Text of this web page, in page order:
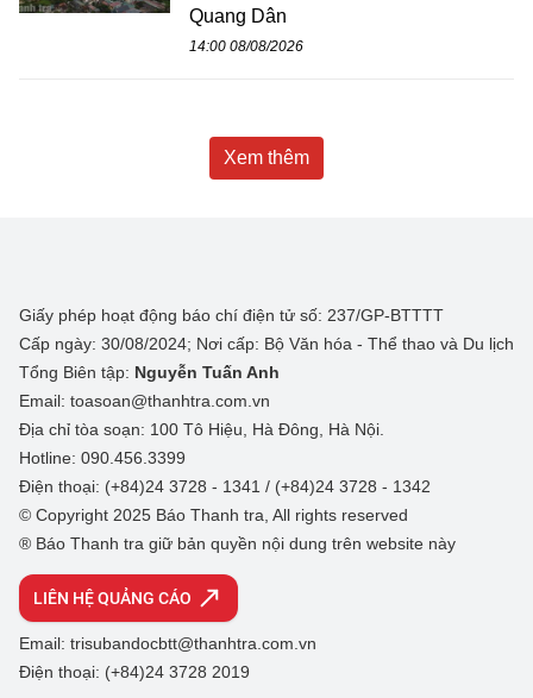
Quang Dân
14:00 08/08/2026
Xem thêm
Giấy phép hoạt động báo chí điện tử số: 237/GP-BTTTT
Cấp ngày: 30/08/2024; Nơi cấp: Bộ Văn hóa - Thể thao và Du lịch
Tổng Biên tập: Nguyễn Tuấn Anh
Email: toasoan@thanhtra.com.vn
Địa chỉ tòa soạn: 100 Tô Hiệu, Hà Đông, Hà Nội.
Hotline: 090.456.3399
Điện thoại: (+84)24 3728 - 1341 / (+84)24 3728 - 1342
© Copyright 2025 Báo Thanh tra, All rights reserved
® Báo Thanh tra giữ bản quyền nội dung trên website này
LIÊN HỆ QUẢNG CÁO
Email: trisubandocbtt@thanhtra.com.vn
Điện thoại: (+84)24 3728 2019